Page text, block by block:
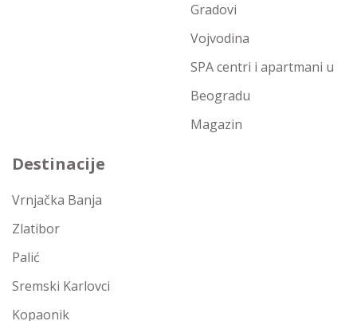
Gradovi
Vojvodina
SPA centri i apartmani u
Beogradu
Magazin
Destinacije
Vrnjačka Banja
Zlatibor
Palić
Sremski Karlovci
Kopaonik